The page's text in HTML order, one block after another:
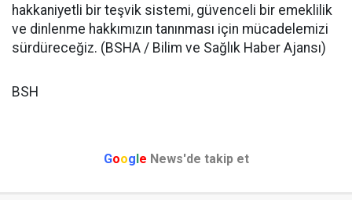
hakkaniyetli bir teşvik sistemi, güvenceli bir emeklilik
ve dinlenme hakkımızın tanınması için mücadelemizi
sürdüreceğiz. (BSHA / Bilim ve Sağlık Haber Ajansı)
BSH
Google News'de takip et